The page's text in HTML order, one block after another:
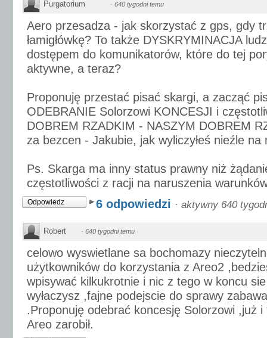
Purgatorium · 640 tygodni temu
Aero przesadza - jak skorzystać z gps, gdy
łamigłówkę? To także DYSKRYMINACJA
dostępem do komunikatorów, które do tej
aktywne, a teraz?
Proponuję przestać pisać skargi, a zacząć
ODEBRANIE Solorzowi KONCESJI i
DOBREM RZADKIM - NASZYM DOBREM
za bezcen - Jakubie, jak wyliczyłeś nieźle na
Ps. Skarga ma inny status prawny niż
częstotliwości z racji na naruszenia
Odpowiedz 6 odpowiedzi · aktywny 640
Robert · 640 tygodni temu
celowo wyswietlane sa bochomazy
użytkowników do korzystania z Areo2
wpisywać kilkukrotnie i nic z tego w koncu
wyłaczysz ,fajne podejscie do sprawy
.Proponuję odebrać koncesję Solorzowi ,już
Areo zarobił.